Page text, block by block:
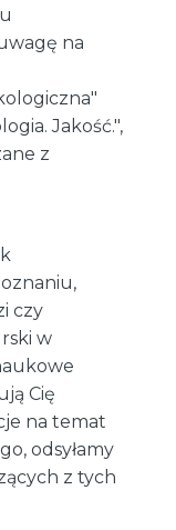
na
Jakość.",
z
czy
w
Cię
na temat
odsyłamy
z tych